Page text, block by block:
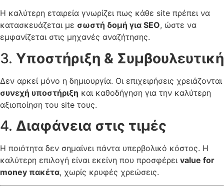
Η καλύτερη εταιρεία γνωρίζει πως κάθε site πρέπει να
κατασκευάζεται με σωστή δομή για SEO, ώστε να
εμφανίζεται στις μηχανές αναζήτησης.
3. Υποστήριξη & Συμβουλευτική
Δεν αρκεί μόνο η δημιουργία. Οι επιχειρήσεις χρειάζονται
συνεχή υποστήριξη και καθοδήγηση για την καλύτερη
αξιοποίηση του site τους.
4. Διαφάνεια στις τιμές
Η ποιότητα δεν σημαίνει πάντα υπερβολικό κόστος. Η
καλύτερη επιλογή είναι εκείνη που προσφέρει value for
money πακέτα, χωρίς κρυφές χρεώσεις.